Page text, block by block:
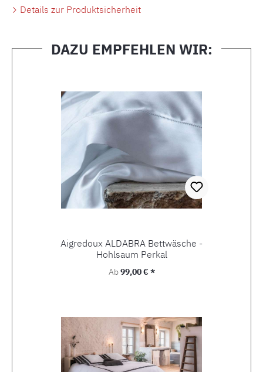
Details zur Produktsicherheit
DAZU EMPFEHLEN WIR:
Aigredoux ALDABRA Bettwäsche -
Hohlsaum Perkal
Regulärer Preis:
Ab99,00 € *